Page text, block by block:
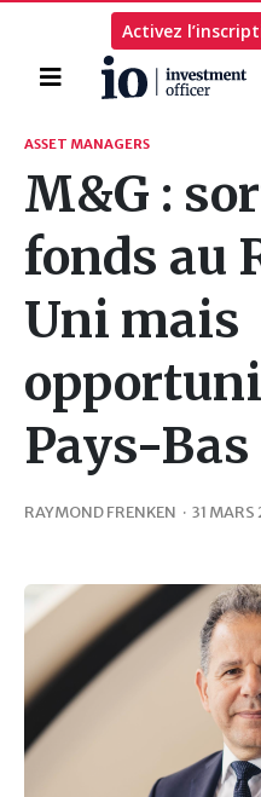
Accueil
Activez
Rechercher
ASSET MANAGERS
M&G :
fonds au
Uni mais
Pays-Bas
RAYMOND FRENKEN · 31